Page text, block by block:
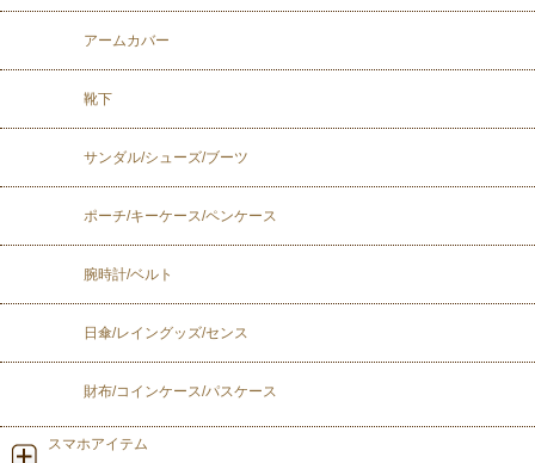
アームカバー
靴下
サンダル/シューズ/ブーツ
ポーチ/キーケース/ペンケース
腕時計/ベルト
日傘/レイングッズ/センス
財布/コインケース/パスケース
スマホアイテム